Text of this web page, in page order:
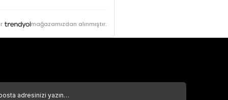
mağazamızdan alınmıştır.